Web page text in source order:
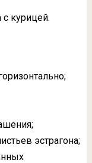
курицей.
эстрагона;